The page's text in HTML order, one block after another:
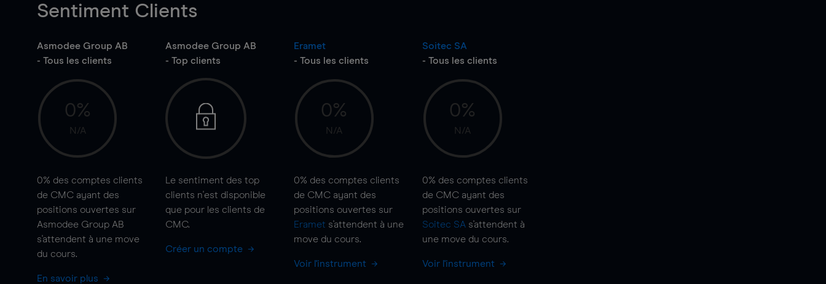
Sentiment Clients
Asmodee Group AB
- Tous les clients
0%
N/A
0% des comptes clients
de CMC ayant des
positions ouvertes sur
Asmodee Group AB
s'attendent à une move
du cours.
En savoir plus
Asmodee Group AB
- Top clients
Le sentiment des top
clients n'est disponible
que pour les clients de
CMC.
Créer un compte
Eramet
- Tous les clients
0%
N/A
0% des comptes clients
de CMC ayant des
positions ouvertes sur
Eramet s'attendent à une
move du cours.
Voir l'instrument
Soitec SA
- Tous les clients
0%
N/A
0% des comptes clients
de CMC ayant des
positions ouvertes sur
Soitec SA s'attendent à
une move du cours.
Voir l'instrument